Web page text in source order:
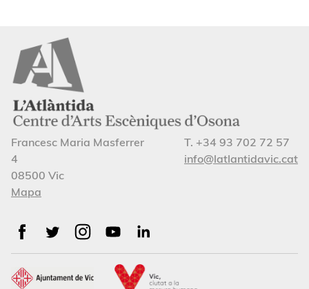
Francesc Maria Masferrer
4
08500 Vic
Mapa
T. +34 93 702 72 57
info@latlantidavic.cat